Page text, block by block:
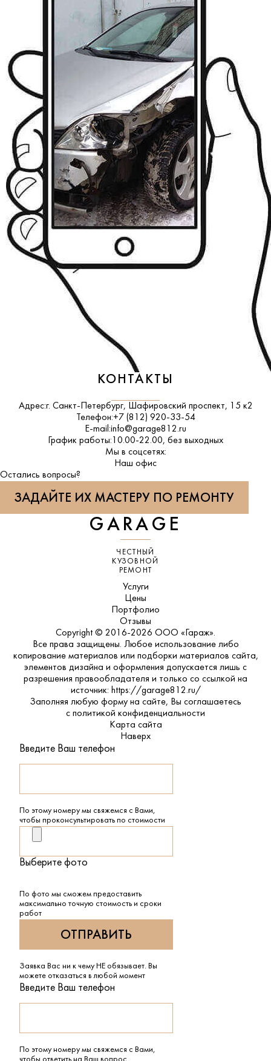
КОНТАКТЫ
Адрес:г. Санкт-Петербург, Шафировский проспект, 15 к2
Телефон:+7 (812) 920-33-54
E-mail:info@garage812.ru
График работы: 10.00-22.00, без выходных
Мы в соцсетях:
ВКонтакте
Наш офис
Остались вопросы?
ЗАДАЙТЕ ИХ МАСТЕРУ ПО РЕМОНТУ
GARAGE
ЧЕСТНЫЙ
КУЗОВНОЙ
РЕМОНТ
Услуги
Цены
Портфолио
Отзывы
Copyright © 2016-2026 ООО «Гараж».
Все права защищены. Любое использование либо
копирование материалов или подборки материалов сайта,
элементов дизайна и оформления допускается лишь с
разрешения правообладателя и только со ссылкой на
источник: https://garage812.ru/
Заполняя любую форму на сайте, Вы соглашаетесь
с политикой конфиденциальности
Карта сайта
Наверх
Введите Ваш телефон
По этому номеру мы свяжемся с Вами,
чтобы проконсультировать по стоимости
Выберите фото
По фото мы сможем предоставить
максимально точную стоимость и сроки
работ
Заявка Вас ни к чему НЕ обязывает. Вы
можете отказаться в любой момент
Введите Ваш телефон
По этому номеру мы свяжемся с Вами,